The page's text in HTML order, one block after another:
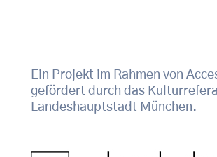
Ein Projekt im Rahmen von
gefördert durch das
Landeshauptstadt München.